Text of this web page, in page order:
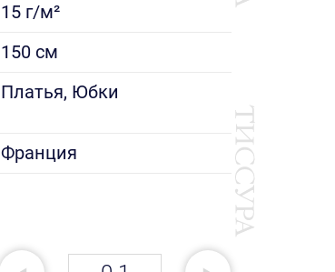
15 г/м²
150 см
Платья, Юбки
Франция